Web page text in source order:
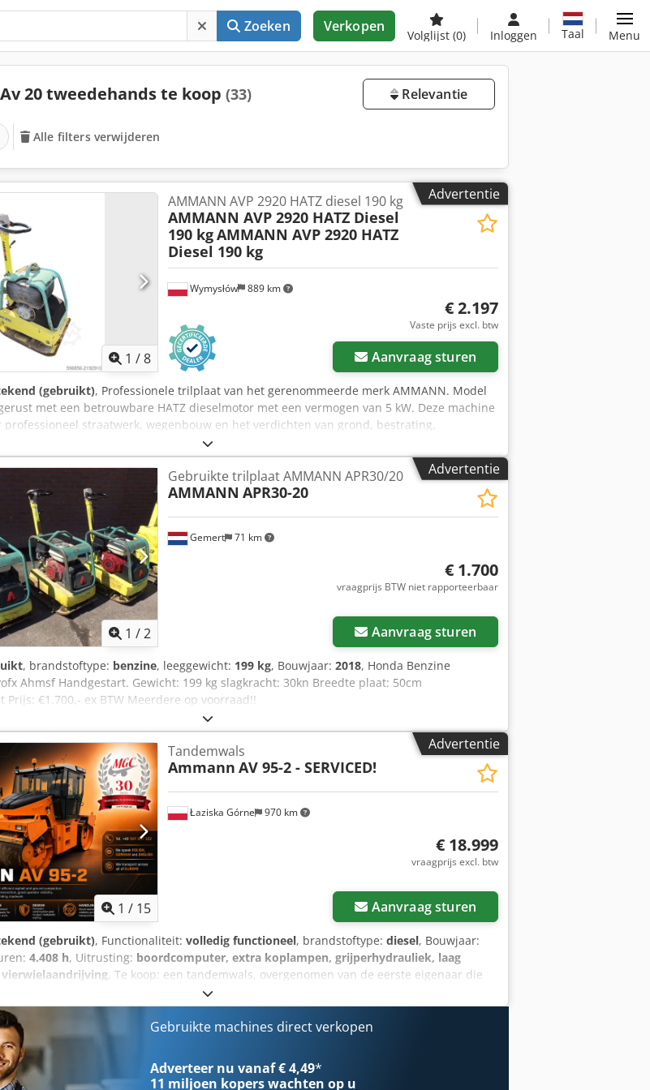
Zoeken Verkopen
Volglijst (0) Inloggen Taal Menu
20 tweedehands te koop (33) Relevantie
Alle filters verwijderen
Advertentie
1 /8
Wymysłów 889 km
AMMANN AVP 2920 HATZ diesel 190 kg
AMMANN AVP 2920 HATZ Diesel
190 kgAMMANN AVP 2920 HATZ
Diesel 190 kg
€ 2.197
Vaste prijs excl. btw
Aanvraag sturen
(gebruikt), Professionele trilplaat van het gerenommeerde merk AMMANN. Model
met een betrouwbare HATZ dieselmotor met een vermogen van 5 kW. Deze machine
professioneel straatwerk, wegenbouw en het verdichten van grond, bestrating,
asfalt. Volledig mechanisch apparaat, degelijke Duitse constructie. Visuele staat conform
gebruikssporen. Technische gegevens: • Fabrikant: AMMANN • Model: AVP 2920 •
Motor: HATZ Diesel • Motortype: 1B30-6 • Vermogen: 5 kW • Bedrijfsgewicht: 190 kg •
in Germany Toepassingen: • Verdichten van straatstenen • Straatwerkzaamheden •
Verdichten van grond en zandlaag • Graafwerken en funderingen Staat: Gebruikte,
Crsdjy Sifyjpfx Ahmsf HATZ motor – een duurzame en gewaardeerde dieselunit.
Advertentie
Vraag meer foto's aan
1 /2
Gemert 71 km
Gebruikte trilplaat AMMANN APR30/20
AMMANN APR30-20
€ 1.700
vraagprijs BTW niet rapporteerbaar
Aanvraag sturen
, brandstoftype: benzine, leeggewicht: 199 kg, Bouwjaar: 2018, Honda Benzine
Ahmsf Handgestart. Gewicht: 199 kg slagkracht: 30kn Breedte plaat: 50cm
€1.700,- ex BTW Meerdere op voorraad!!
Advertentie
1 / 15
Łaziska Górne 970 km
Tandemwals
Ammann AV 95-2 - SERVICED!
€ 18.999
vraagprijs excl. btw
Aanvraag sturen
(gebruikt), Functionaliteit: volledig functioneel, brandstoftype: diesel, Bouwjaar:
4.408 h, Uitrusting: boordcomputer, extra koplampen, grijperhydrauliek, laag
, Te koop: een tandemwals, overgenomen van de eerste eigenaar die
gebruikte. De machine is altijd regelmatig onderhouden en werkt probleemloos. Wij
gecontroleerd en verkoopklaar gemaakt. De wals heeft slechts 4408 bedrijfsuren,
zien is aan de dikte van de rollen en de algemene staat van de machine! Bouwjaar
werd pas begin voorjaar 2011 in gebruik genomen! - Wij kunnen helpen met het laden of
transport naar het door u opgegeven adres organiseren. Meer informatie bij de verkoper.
wij de mogelijkheid om een leasing-simulatie uit te voeren voor deze machine, informeer
Gebruikte machines direct verkopen
Adverteer nu vanaf € 4,49*
11 miljoen koperswachten op u